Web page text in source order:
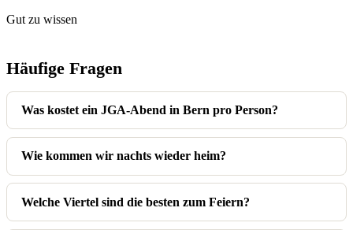
Gut zu wissen
Häufige Fragen
Was kostet ein JGA-Abend in Bern pro Person?
Wie kommen wir nachts wieder heim?
Welche Viertel sind die besten zum Feiern?